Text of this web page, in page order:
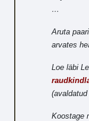
…
Aruta
arvates
Loe läbi
(avaldatud
Koostage